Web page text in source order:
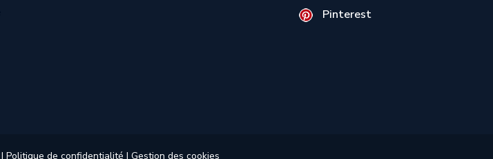
Pinterest
| Politique de confidentialité | Gestion des cookies